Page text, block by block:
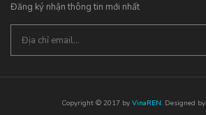
Đăng ký nhận thông tin mới nhất
Copyright © 2017 by VinaREN. Designed by